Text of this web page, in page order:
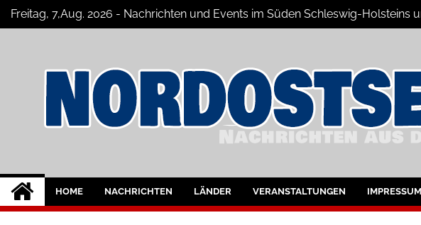
SkipFreitag, 7,Aug. 2026 - Nachrichten und Events im Süden Schleswig-Holsteins
Nord-Ostsee-Magazine
Der Blog der Nord-Ostsee Magazine
HOME NACHRICHTEN LÄNDER VERANSTALTUNGEN IMPRESSUM